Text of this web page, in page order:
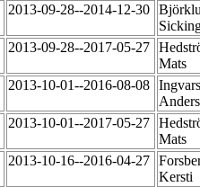
2013-09-28--2014-12-30
2013-09-28--2017-05-27
Mats
2013-10-01--2016-08-08
2013-10-01--2017-05-27
Mats
2013-10-16--2016-04-27
Kersti